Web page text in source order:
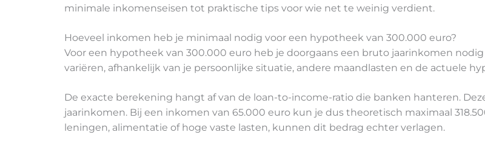
minimale inkomenseisen tot praktische tips voor wie net te weinig verdient.
Hoeveel inkomen heb je minimaal nodig voor een hypotheek van 300.000 euro?
Voor een hypotheek van 300.000 euro heb je doorgaans een bruto jaarinkomen
variëren, afhankelijk van je persoonlijke situatie, andere maandlasten en de actuele
De exacte berekening hangt af van de loan-to-income-ratio die banken hanteren.
jaarinkomen. Bij een inkomen van 65.000 euro kun je dus theoretisch maximaal
leningen, alimentatie of hoge vaste lasten, kunnen dit bedrag echter verlagen.